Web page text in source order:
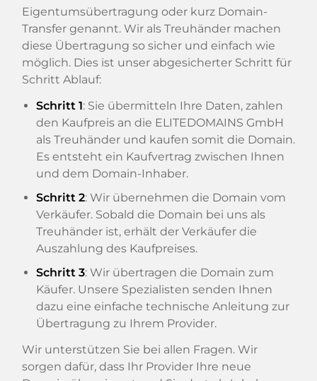
Eigentumsübertragung oder kurz Domain-
Transfer genannt. Wir als Treuhänder machen
diese Übertragung so sicher und einfach wie
möglich. Dies ist unser abgesicherter Schritt für
Schritt Ablauf:
Schritt 1: Sie übermitteln Ihre Daten, zahlen
den Kaufpreis an die ELITEDOMAINS GmbH
als Treuhänder und kaufen somit die Domain.
Es entsteht ein Kaufvertrag zwischen Ihnen
und dem Domain-Inhaber.
Schritt 2: Wir übernehmen die Domain vom
Verkäufer. Sobald die Domain bei uns als
Treuhänder ist, erhält der Verkäufer die
Auszahlung des Kaufpreises.
Schritt 3: Wir übertragen die Domain zum
Käufer. Unsere Spezialisten senden Ihnen
dazu eine einfache technische Anleitung zur
Übertragung zu Ihrem Provider.
Wir unterstützen Sie bei allen Fragen. Wir
sorgen dafür, dass Ihr Provider Ihre neue